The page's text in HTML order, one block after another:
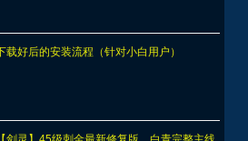
载好后的安装流程（针对小白用户）